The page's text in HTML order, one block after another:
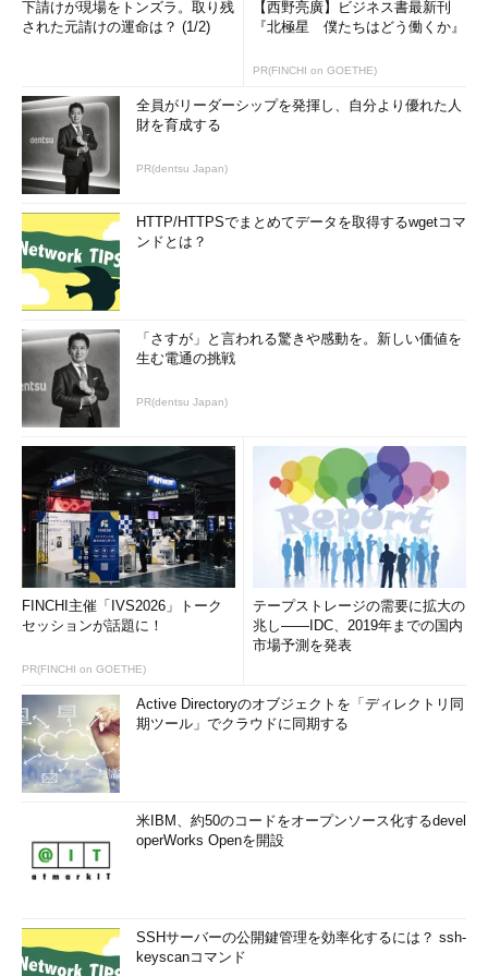
下請けが現場をトンズラ。取り残
された元請けの運命は？ (1/2)
【西野亮廣】ビジネス書最新刊
『北極星 僕たちはどう働くか』
PR(FINCHI on GOETHE)
全員がリーダーシップを発揮し、自分より優れた人
財を育成する
PR(dentsu Japan)
HTTP/HTTPSでまとめてデータを取得するwgetコマ
ンドとは？
「さすが」と言われる驚きや感動を。新しい価値を
生む電通の挑戦
PR(dentsu Japan)
FINCHI主催「IVS2026」トーク
セッションが話題に！
PR(FINCHI on GOETHE)
テープストレージの需要に拡大の
兆し――IDC、2019年までの国内
市場予測を発表
Active Directoryのオブジェクトを「ディレクトリ同
期ツール」でクラウドに同期する
米IBM、約50のコードをオープンソース化するdevel
operWorks Openを開設
SSHサーバーの公開鍵管理を効率化するには？ ssh-
keyscanコマンド